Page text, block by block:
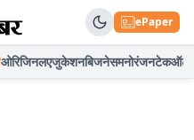
ePaper
ओरिजिनलएजुकेशनबिजनेसमनोरंजनटेकऑटो